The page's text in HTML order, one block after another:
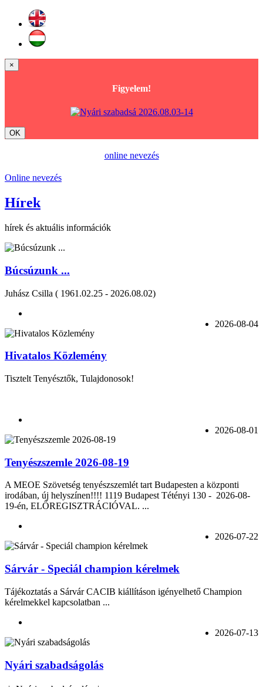
×
Figyelem!
OK
online nevezés
Online nevezés
Hírek
hírek és aktuális információk
Búcsúzunk ...
Juhász Csilla ( 1961.02.25 - 2026.08.02)
2026-08-04
Hivatalos Közlemény
Tisztelt Tenyésztők, Tulajdonosok!
2026-08-01
Tenyészszemle 2026-08-19
A MEOE Szövetség tenyészszemlét tart Budapesten a központi
irodában, új helyszínen!!!! 1119 Budapest Tétényi 130 - 2026-08-
19-én, ELŐREGISZTRÁCIÓVAL. ...
2026-07-22
Sárvár - Speciál champion kérelmek
Tájékoztatás a Sárvár CACIB kiállításon igényelhető Champion
kérelmekkel kapcsolatban ...
2026-07-13
Nyári szabadságolás